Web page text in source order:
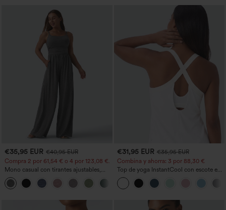
€35,95 EUR €40,95 EUR
Compra 2 por 61,54 € o 4 por 123,08 €.
Mono casual con tirantes ajustables,
fruncidos, pierna ancha, tejido jaspeado
y bolsillos - Easy Peezy
+10
€31,95 EUR €35,95 EUR
Combina y ahorra: 3 por 88,30 €
Top de yoga InstantCool con escote en
U y bajo curvado - UPF50+